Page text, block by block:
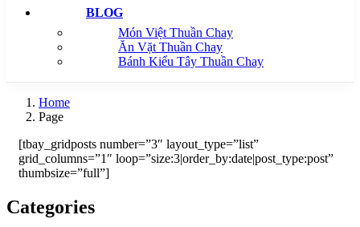
BLOG
Món Việt Thuần Chay
Ăn Vặt Thuần Chay
Bánh Kiểu Tây Thuần Chay
Home
Page
[tbay_gridposts number=”3″ layout_type=”list”
grid_columns=”1″ loop=”size:3|order_by:date|post_type:post”
thumbsize=”full”]
Categories